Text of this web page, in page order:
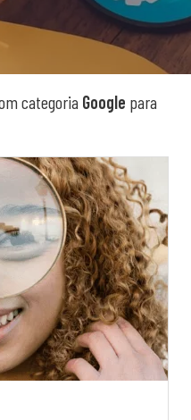
categoria Google para